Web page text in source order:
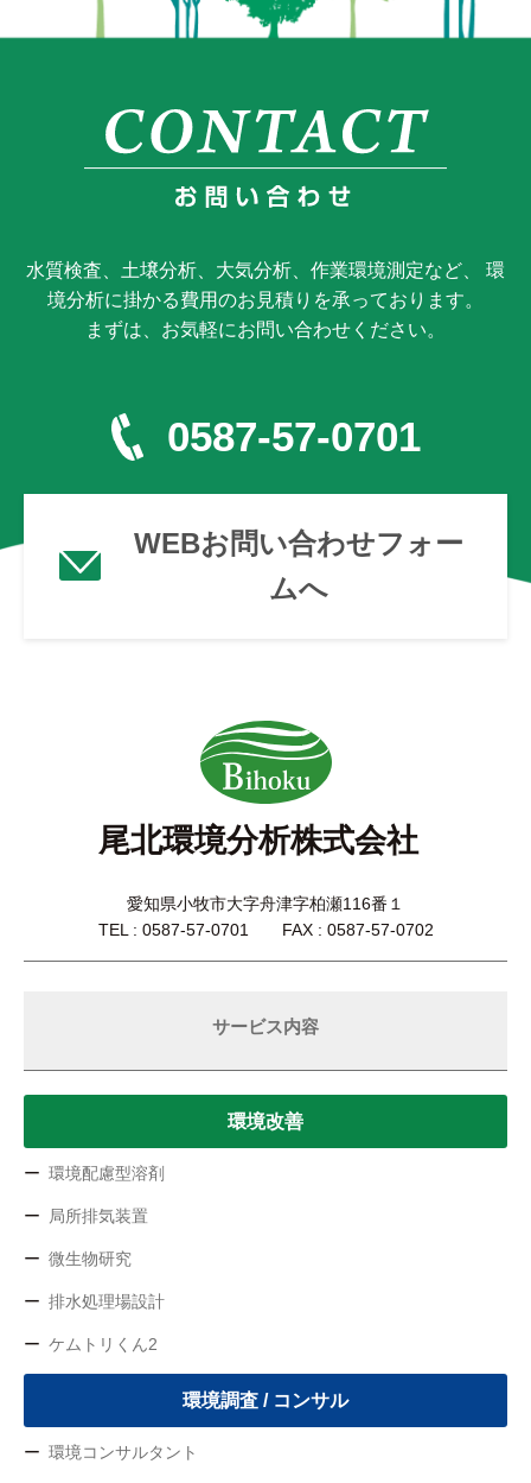
水質検査、土壌分析、大気分析、作業環境測定など、 環
境分析に掛かる費用のお見積りを承っております。
まずは、お気軽にお問い合わせください。
0587-57-0701
WEBお問い合わせフォー
ムへ
尾北環境分析株式会社
愛知県小牧市大字舟津字柏瀬116番１
TEL : 0587-57-0701 FAX : 0587-57-0702
サービス内容
環境改善
環境配慮型溶剤
局所排気装置
微生物研究
排水処理場設計
ケムトリくん2
環境調査 / コンサル
環境コンサルタント